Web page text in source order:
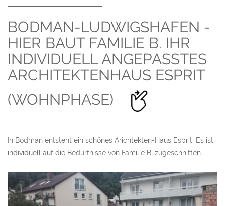
BODMAN-LUDWIGSHAFEN -
HIER BAUT FAMILIE B. IHR
INDIVIDUELL ANGEPASSTES
ARCHITEKTENHAUS ESPRIT
(WOHNPHASE)
In Bodman entsteht ein schönes Arichtekten-Haus Esprit. Es ist
individuell auf die Bedürfnisse von Familie B. zugeschnitten.